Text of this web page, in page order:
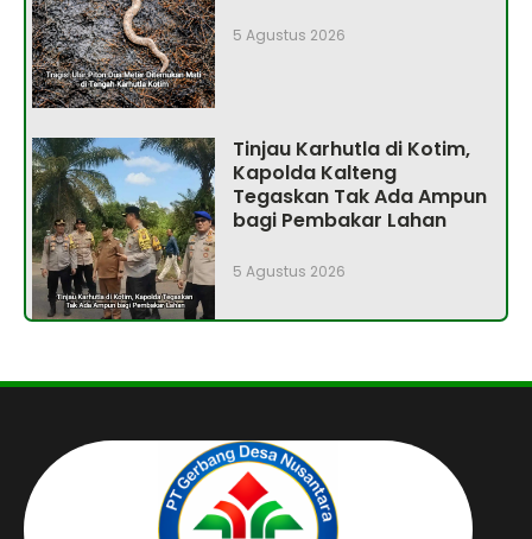
5 Agustus 2026
Tinjau Karhutla di Kotim,
Kapolda Kalteng
Tegaskan Tak Ada Ampun
bagi Pembakar Lahan
5 Agustus 2026